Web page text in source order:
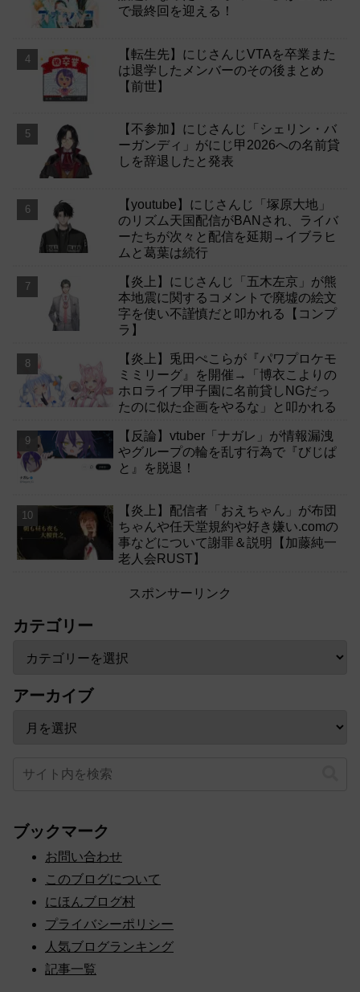
で最終回を迎える！
【転生先】にじさんじVTAを卒業また
は退学したメンバーのその後まとめ
【前世】
【不参加】にじさんじ「シェリン・バ
ーガンディ」がにじ甲2026への名前貸
しを辞退したと発表
【youtube】にじさんじ「塚原大地」
のリズム天国配信がBANされ、ライバ
ーたちが次々と配信を延期→イブラヒ
ムと葛葉は続行
【炎上】にじさんじ「五木左京」が熊
本地震に関するコメントで廃墟の絵文
字を使い不謹慎だと叩かれる【コンプ
ラ】
【炎上】兎田ぺこらが『パワプロケモ
ミミリーグ』を開催→「博衣こよりの
ホロライブ甲子園に名前貸しNGだっ
たのに似た企画をやるな」と叩かれる
【反論】vtuber「ナガレ」が情報漏洩
やグループの輪を乱す行為で『びじぱ
と』を脱退！
【炎上】配信者「おえちゃん」が布団
ちゃんや任天堂規約や好き嫌い.comの
事などについて謝罪＆説明【加藤純一
老人会RUST】
スポンサーリンク
カテゴリー
アーカイブ